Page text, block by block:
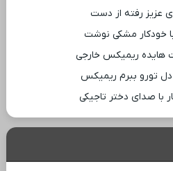
عزیز رفته از دست
خودکار مشکی نوشت
هایده ریمیکس خارجی
تورو ببرم ریمیکس
با صدای دختر تاجیکی